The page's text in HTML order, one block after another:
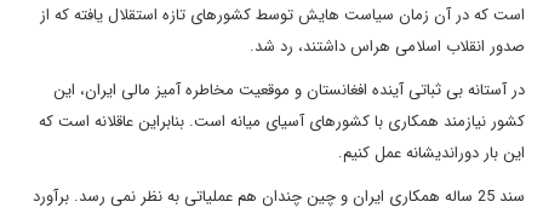
است که در آن زمان سیاست هایش توسط کشورهای تازه استقلال یافته که از
صدور انقلاب اسلامی هراس داشتند، رد شد.
در آستانه بی ثباتی آینده افغانستان و موقعیت مخاطره آمیز مالی ایران، این
کشور نیازمند همکاری با کشورهای آسیای میانه است. بنابراین عاقلانه است که
این بار دوراندیشانه عمل کنیم.
سند 25 ساله همکاری ایران و چین چندان هم عملیاتی به نظر نمی رسد. برآورد